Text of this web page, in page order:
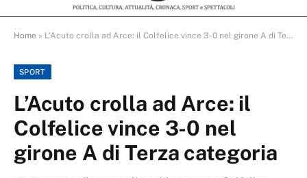
Home » L’Acuto crolla ad Arce: il Colfelice vince 3-0 nel girone A di Terza categoria
SPORT
L’Acuto crolla ad Arce: il
Colfelice vince 3-0 nel
girone A di Terza categoria